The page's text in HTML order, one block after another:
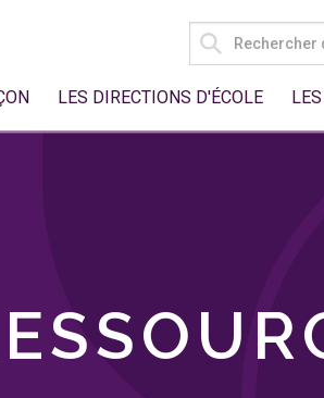
SEARCH
FOR:
LES DIRECTIONS D'ÉCOLE